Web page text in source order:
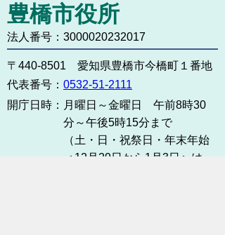
豊橋市役所
法人番号：3000020232017
〒440-8501 愛知県豊橋市今橋町１番地
代表番号： 0532-51-2111
開庁日時： 月曜日～金曜日 午前8時30
分～午後5時15分まで
（土・日・祝祭日・年末年始
＜12月29日から1月3日＞は